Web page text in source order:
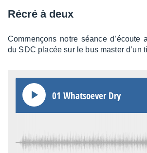
Récré à deux
Commençons notre séance d’écoute
du SDC placée sur le bus master d’un
01 What­soe­ver Dry